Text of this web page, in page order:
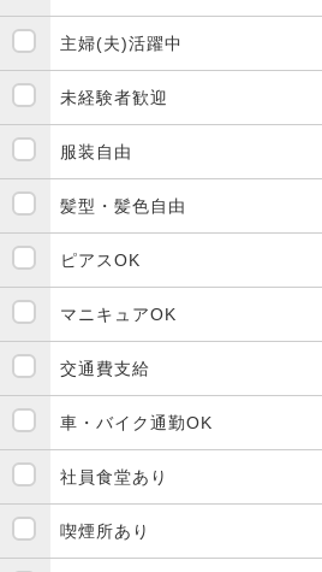
主婦(夫)活躍中
未経験者歓迎
服装自由
髪型・髪色自由
ピアスOK
マニキュアOK
交通費支給
車・バイク通勤OK
社員食堂あり
喫煙所あり